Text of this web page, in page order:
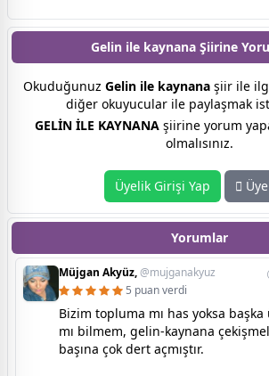
Gelin ile kaynana Şiirine
Okuduğunuz Gelin ile kaynana şiir ile
diğer okuyucular ile paylaşmak
GELİN İLE KAYNANA şiirine yorum
olmalısınız.
Üyelik Girişi Yap
Yorumlar
Müjgan Akyüz,@mujganakyuz
5 puan verdi
Bizim topluma mı has yoksa
mı bilmem, gelin-kaynana
başına çok dert açmıştır.